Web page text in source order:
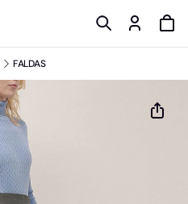
FALDAS